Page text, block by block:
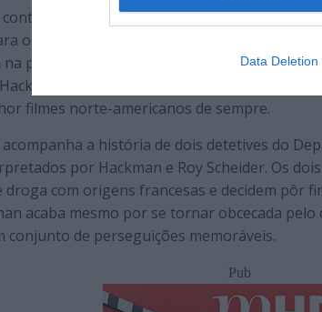
Data Deletion
conta em Hollywood, o realizadorWilliam
o papel principal de “The French
personagem de Jimmy “Popeye” Doyle,
venceu o Óscar de Melhor Ator e a
filmes norte-americanos de sempre.
a história de dois detetives do
por Hackman e Roy Scheider. Os
droga com origens francesas e decidem pôr
acaba mesmo por se tornar obcecada
conjunto de perseguições memoráveis.
Pub